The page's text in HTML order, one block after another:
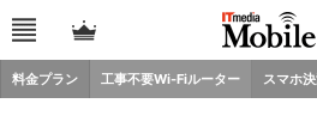
料金プラン 工事不要Wi-Fiルーター スマホ